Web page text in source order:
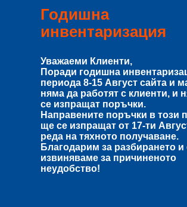
Годишна
инвентаризация
Уважаеми Клиенти,
Поради годишна
периода 8-15 Август сайта и
няма да работят с клиенти, и
се изпращат поръчки.
Направените поръчки в този
ще се изпращат от 17-ти
реда на тяхното получаване.
Благодарим за разбирането и
извиняваме за причиненото
неудобство!